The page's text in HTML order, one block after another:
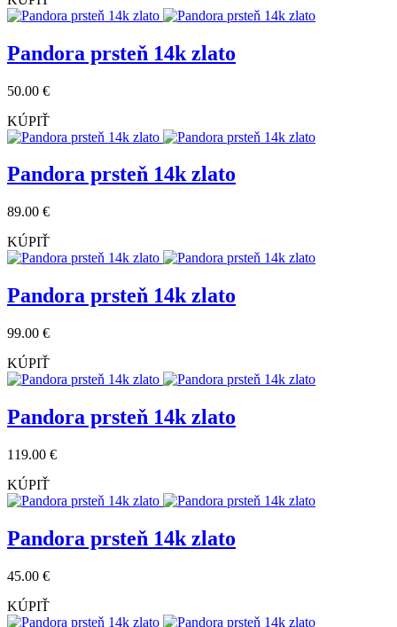
Pandora prsteň 14k zlato
50.00 €
KÚPIŤ
Pandora prsteň 14k zlato
89.00 €
KÚPIŤ
Pandora prsteň 14k zlato
99.00 €
KÚPIŤ
Pandora prsteň 14k zlato
119.00 €
KÚPIŤ
Pandora prsteň 14k zlato
45.00 €
KÚPIŤ